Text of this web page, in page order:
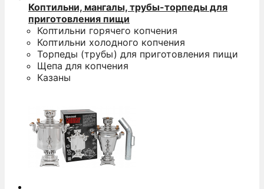
Коптильни, мангалы, трубы-торпеды для
приготовления пищи
Коптильни горячего копчения
Коптильни холодного копчения
Торпеды (трубы) для приготовления пищи
Щепа для копчения
Казаны